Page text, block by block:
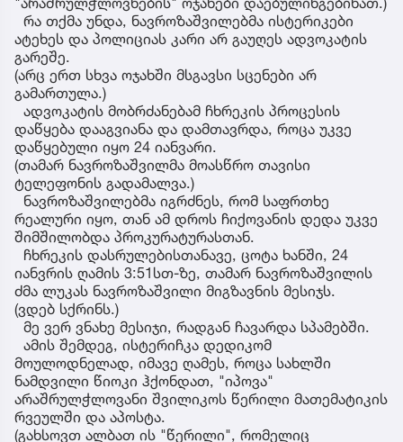
რა თქმა უნდა, ნავროზაშვილებმა ისტერიკები
ატეხეს და პოლიციას კარი არ გაუღეს ადვოკატის
გარეშე.
(არც ერთ სხვა ოჯახში მსგავსი სცენები არ
გამართულა.)
ადვოკატის მობრძანებამ ჩხრეკის პროცესის
დაწყება დააგვიანა და დამთავრდა, როცა უკვე
დაწყებული იყო 24 იანვარი.
(თამარ ნავროზაშვილმა მოასწრო თავისი
ტელეფონის გადამალვა.)
ნავროზაშვილებმა იგრძნეს, რომ საფრთხე
რეალური იყო, თან ამ დროს ჩიქოვანის დედა უკვე
შიმშილობდა პროკურატურასთან.
ჩხრეკის დასრულებისთანავე, ცოტა ხანში, 24
იანვრის ღამის 3:51სთ-ზე, თამარ ნავროზაშვილის
ძმა ლუკას ნავროზაშვილი მიგზავნის მესიჯს.
(ვდებ სქრინს.)
მე ვერ ვნახე მესიჯი, რადგან ჩავარდა სპამებში.
ამის შემდეგ, ისტერიჩკა დედიკომ
მოულოდნელად, იმავე ღამეს, როცა სახლში
ნამდვილი წიოკი ჰქონდათ, "იპოვა"
არაშრულჭლოვანი შვილიკოს წერილი მათემატიკის
რვეულში და აპოსტა.
(გახსოვთ ალბათ ის "წერილი", რომელიც